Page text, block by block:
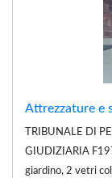
Attrezzature e
TRIBUNALE DI
GIUDIZIARIA
giardino, 2 vetri